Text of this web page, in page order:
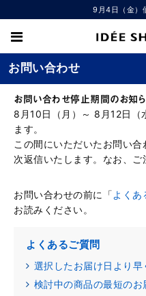
9月4日（金）
お問い合わせ
お問い合わせ停止期間のお知
8月10日（月）～ 8月12日（
ます。
この間にいただいたお問い
次返信いたします。なお、ご
お問い合わせの前に「よくあ
お読みください。
よくあるご質問
選択したお届け日より早
検討中の商品の最短の